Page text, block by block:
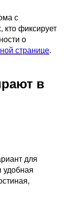
с
кто фиксирует
о
странице.
в
для
удобная